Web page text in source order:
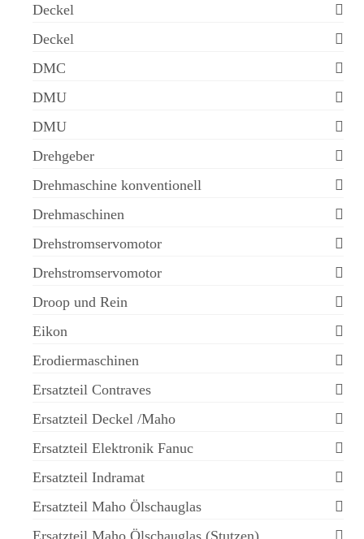
Deckel
Deckel
DMC
DMU
DMU
Drehgeber
Drehmaschine konventionell
Drehmaschinen
Drehstromservomotor
Drehstromservomotor
Droop und Rein
Eikon
Erodiermaschinen
Ersatzteil Contraves
Ersatzteil Deckel /Maho
Ersatzteil Elektronik Fanuc
Ersatzteil Indramat
Ersatzteil Maho Ölschauglas
Ersatzteil Maho Ölschauglas (Stutzen)